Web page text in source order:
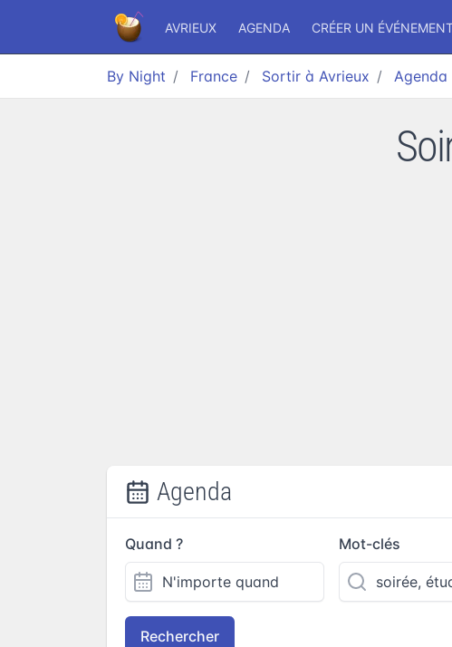
AVRIEUX AGENDA CRÉER UN
By Night France Sortir à Avrieux Agenda
Agenda
Quand ? Mot-clés
Rechercher